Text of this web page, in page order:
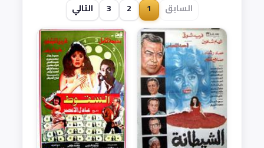
السابق 1
2
3 التالي